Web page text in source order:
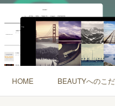
HOME BEAUTYへのこ